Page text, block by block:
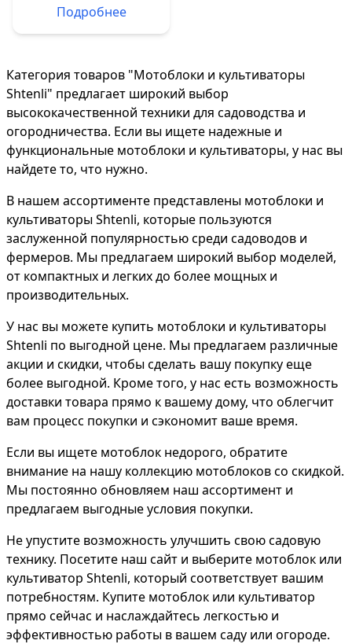
Подробнее
Категория товаров "Мотоблоки и культиваторы
Shtenli" предлагает широкий выбор
высококачественной техники для садоводства и
огородничества. Если вы ищете надежные и
функциональные мотоблоки и культиваторы, у нас вы
найдете то, что нужно.
В нашем ассортименте представлены мотоблоки и
культиваторы Shtenli, которые пользуются
заслуженной популярностью среди садоводов и
фермеров. Мы предлагаем широкий выбор моделей,
от компактных и легких до более мощных и
производительных.
У нас вы можете купить мотоблоки и культиваторы
Shtenli по выгодной цене. Мы предлагаем различные
акции и скидки, чтобы сделать вашу покупку еще
более выгодной. Кроме того, у нас есть возможность
доставки товара прямо к вашему дому, что облегчит
вам процесс покупки и сэкономит ваше время.
Если вы ищете мотоблок недорого, обратите
внимание на нашу коллекцию мотоблоков со скидкой.
Мы постоянно обновляем наш ассортимент и
предлагаем выгодные условия покупки.
Не упустите возможность улучшить свою садовую
технику. Посетите наш сайт и выберите мотоблок или
культиватор Shtenli, который соответствует вашим
потребностям. Купите мотоблок или культиватор
прямо сейчас и наслаждайтесь легкостью и
эффективностью работы в вашем саду или огороде.